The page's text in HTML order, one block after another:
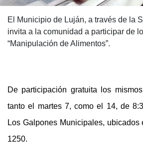
El Municipio de Luján, a través de la
invita a la comunidad a participar de
“Manipulación de Alimentos”.
De participación gratuita los
tanto el martes 7, como el 14, de
Los Galpones Municipales,
1250.